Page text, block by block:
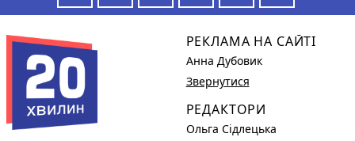
РЕКЛАМА НА САЙТІ
Анна Дубовик
Звернутися
РЕДАКТОРИ
Ольга Сідлецька